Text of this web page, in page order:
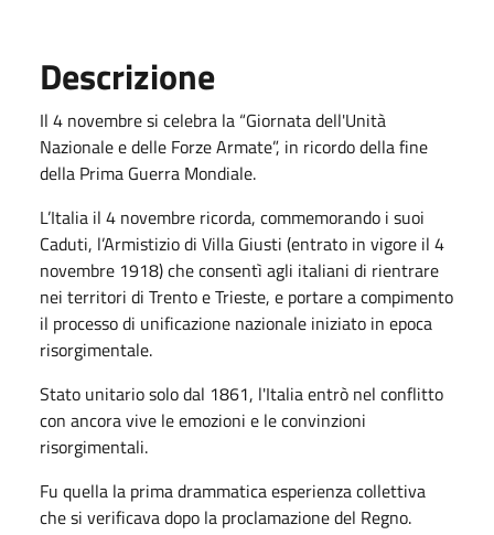
Descrizione
Il 4 novembre si celebra la “Giornata dell'Unità
Nazionale e delle Forze Armate”, in ricordo della fine
della Prima Guerra Mondiale.
L’Italia il 4 novembre ricorda, commemorando i suoi
Caduti, l’Armistizio di Villa Giusti (entrato in vigore il 4
novembre 1918) che consentì agli italiani di rientrare
nei territori di Trento e Trieste, e portare a compimento
il processo di unificazione nazionale iniziato in epoca
risorgimentale.
Stato unitario solo dal 1861, l'Italia entrò nel conflitto
con ancora vive le emozioni e le convinzioni
risorgimentali.
Fu quella la prima drammatica esperienza collettiva
che si verificava dopo la proclamazione del Regno.